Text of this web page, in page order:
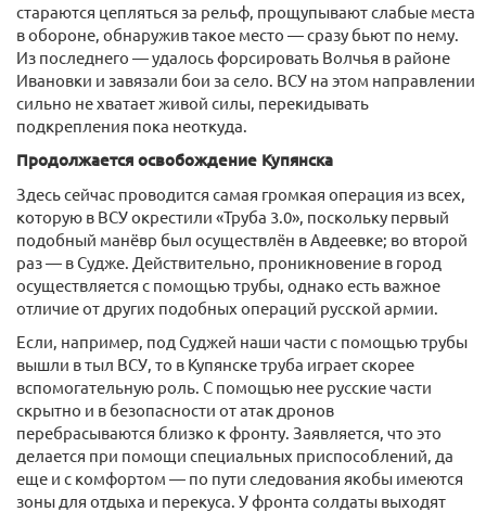
стараются цепляться за рельф, прощупывают слабые места
в обороне, обнаружив такое место — сразу бьют по нему.
Из последнего — удалось форсировать Волчья в районе
Ивановки и завязали бои за село. ВСУ на этом направлении
сильно не хватает живой силы, перекидывать
подкрепления пока неоткуда.
Продолжается освобождение Купянска
Здесь сейчас проводится самая громкая операция из всех,
которую в ВСУ окрестили «Труба 3.0», поскольку первый
подобный манёвр был осуществлён в Авдеевке; во второй
раз — в Судже. Действительно, проникновение в город
осуществляется с помощью трубы, однако есть важное
отличие от других подобных операций русской армии.
Если, например, под Суджей наши части с помощью трубы
вышли в тыл ВСУ, то в Купянске труба играет скорее
вспомогательную роль. С помощью нее русские части
скрытно и в безопасности от атак дронов
перебрасываются близко к фронту. Заявляется, что это
делается при помощи специальных приспособлений, да
еще и с комфортом — по пути следования якобы имеются
зоны для отдыха и перекуса. У фронта солдаты выходят